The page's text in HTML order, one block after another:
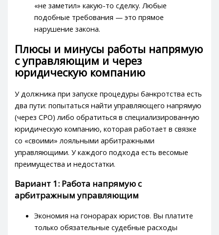
«не заметил» какую-то сделку. Любые
подобные требования — это прямое
нарушение закона.
Плюсы и минусы работы напрямую
с управляющим и через
юридическую компанию
У должника при запуске процедуры банкротства есть
два пути: попытаться найти управляющего напрямую
(через СРО) либо обратиться в специализированную
юридическую компанию, которая работает в связке
со «своими» лояльными арбитражными
управляющими. У каждого подхода есть весомые
преимущества и недостатки.
Вариант 1: Работа напрямую с
арбитражным управляющим
Экономия на гонорарах юристов. Вы платите
только обязательные судебные расходы